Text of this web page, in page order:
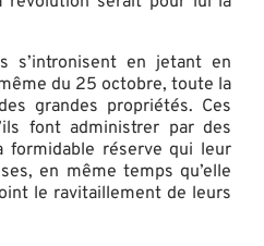
s’intronisent en jetant en
du 25 octobre, toute la
grandes propriétés. Ces
font administrer par des
formidable réserve qui leur
en même temps qu’elle
le ravitaillement de leurs